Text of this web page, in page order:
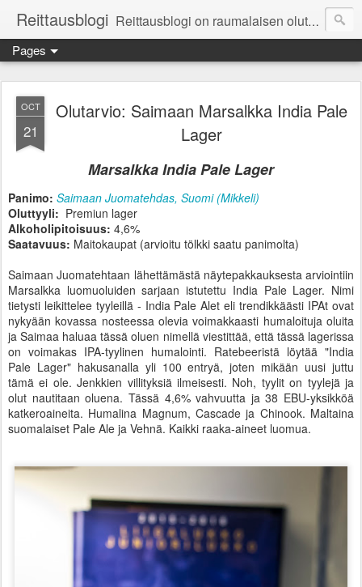
Reittausblogi Reittausblogi on raumalaisen olutharrastajan blogi. Reittaus (rating) tarkoittaa asioiden arvioimista. Reittausblogissa paneudutaan panemisen lopputuotteisiin eli arvioidaan oluita, puolueettomasti.
Pages
OCT
21
Olutarvio: Saimaan Marsalkka India Pale
Lager
Marsalkka India Pale Lager
Panimo: Saimaan Juomatehdas, Suomi (Mikkeli)
Oluttyyli: Premiun lager
Alkoholipitoisuus: 4,6%
Saatavuus: Maitokaupat (arvioitu tölkki saatu panimolta)
Saimaan Juomatehtaan lähettämästä näytepakkauksesta arviointiin
Marsalkka luomuoluiden sarjaan istutettu India Pale Lager. Nimi
tietysti leikittelee tyyleillä - India Pale Alet eli trendikkäästi IPAt ovat
nykyään kovassa nosteessa olevia voimakkaasti humaloituja oluita
ja Saimaa haluaa tässä oluen nimellä viestittää, että tässä lagerissa
on voimakas IPA-tyylinen humalointi. Ratebeeristä löytää "India
Pale Lager" hakusanalla yli 100 entryä, joten mikään uusi juttu
tämä ei ole. Jenkkien villityksiä ilmeisesti. Noh, tyylit on tyylejä ja
olut nautitaan oluena. Tässä 4,6% vahvuutta ja 38 EBU-yksikköä
katkeroaineita. Humalina Magnum, Cascade ja Chinook. Maltaina
suomalaiset Pale Ale ja Vehnä. Kaikki raaka-aineet luomua.